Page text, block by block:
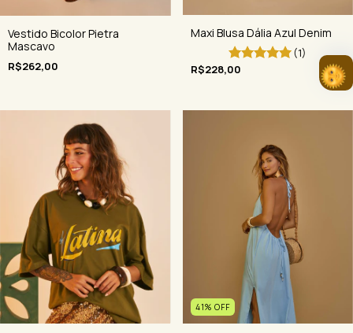
Vestido Bicolor Pietra
Mascavo
R$262,00
Maxi Blusa Dália Azul Denim
(1)
R$228,00
41% OFF